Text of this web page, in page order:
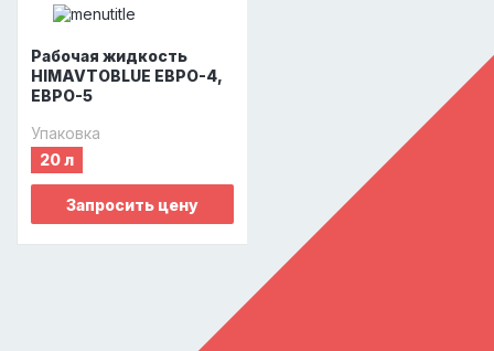
Рабочая жидкость
HIMAVTOBLUE ЕВРО-4,
ЕВРО-5
Упаковка
20 л
Запросить цену